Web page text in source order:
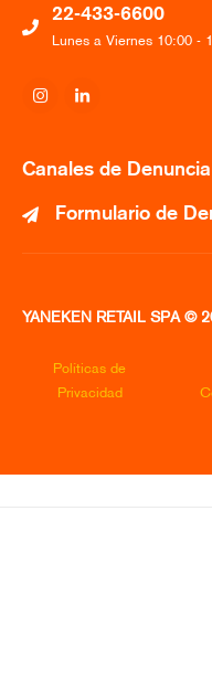
22-433-6600
Lunes a Viernes 10:00 -
Canales de Denuncia
Formulario de
YANEKEN RETAIL SPA ©
Políticas de
Privacidad